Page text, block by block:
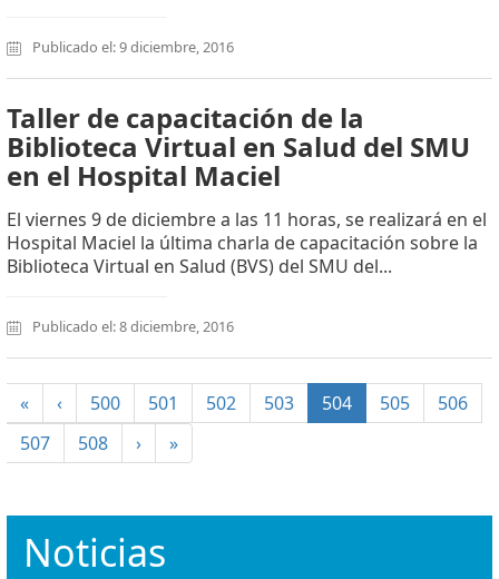
Publicado el: 9 diciembre, 2016
Taller de capacitación de la
Biblioteca Virtual en Salud del SMU
en el Hospital Maciel
El viernes 9 de diciembre a las 11 horas, se realizará en el
Hospital Maciel la última charla de capacitación sobre la
Biblioteca Virtual en Salud (BVS) del SMU del...
Publicado el: 8 diciembre, 2016
« ‹ 500 501 502 503 504(current)
505
506
507
508 › »
Noticias